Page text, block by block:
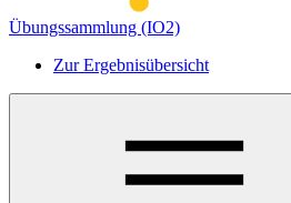
Übungssammlung (IO2)
Zur Ergebnisübersicht